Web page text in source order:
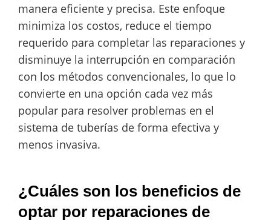
manera eficiente y precisa. Este enfoque
minimiza los costos, reduce el tiempo
requerido para completar las reparaciones y
disminuye la interrupción en comparación
con los métodos convencionales, lo que lo
convierte en una opción cada vez más
popular para resolver problemas en el
sistema de tuberías de forma efectiva y
menos invasiva.
¿Cuáles son los beneficios de
optar por reparaciones de